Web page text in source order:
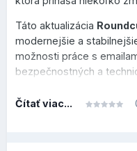
Táto aktualizácia
modernejšie a
možnosti práce s
bezpečnostných a
Čítať viac...